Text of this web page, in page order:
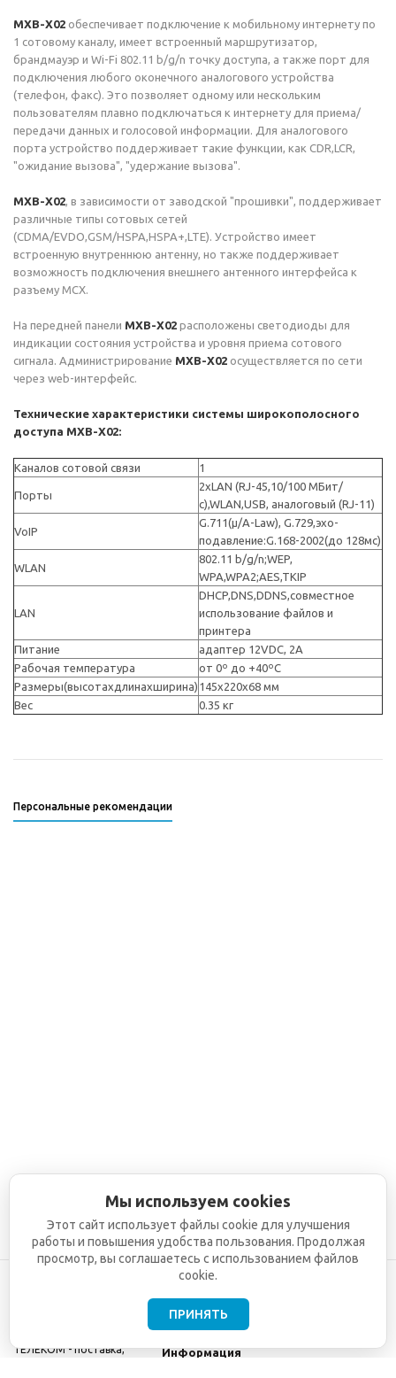
MXB-X02 обеспечивает подключение к мобильному интернету по
1 сотовому каналу, имеет встроенный маршрутизатор,
брандмауэр и Wi-Fi 802.11 b/g/n точку доступа, а также порт для
подключения любого оконечного аналогового устройства
(телефон, факс). Это позволяет одному или нескольким
пользователям плавно подключаться к интернету для приема/
передачи данных и голосовой информации. Для аналогового
порта устройство поддерживает такие функции, как CDR,LCR,
"ожидание вызова", "удержание вызова".
MXB-X02, в зависимости от заводской "прошивки", поддерживает
различные типы сотовых сетей
(CDMA/EVDO,GSM/HSPA,HSPA+,LTE). Устройство имеет
встроенную внутреннюю антенну, но также поддерживает
возможность подключения внешнего антенного интерфейса к
разъему MCX.
На передней панели MXB-X02 расположены светодиоды для
индикации состояния устройства и уровня приема сотового
сигнала. Администрирование MXB-X02 осуществляется по сети
через web-интерфейс.
Технические характеристики системы широкополосного
доступа MXB-X02:
Каналов сотовой связи 1
Порты
2xLAN (RJ-45,10/100 МБит/
с),WLAN,USB, аналоговый (RJ-11)
VoIP
G.711(μ/A-Law), G.729,эхо-
подавление:G.168-2002(до 128мс)
WLAN
802.11 b/g/n;WEP,
WPA,WPA2;AES,TKIP
LAN
DHCP,DNS,DDNS,совместное
использование файлов и
принтера
Питание
адаптер 12VDC, 2А
Рабочая температура
от 0º до +40ºC
Размеры(высотахдлинаxширина) 145x220x68 мм
Вес
0.35 кг
Персональные рекомендации
ТЕЛЕКОМ - поставка,
Информация
Мы используем cookies
Этот сайт использует файлы cookie для улучшения
работы и повышения удобства пользования. Продолжая
просмотр, вы соглашаетесь с использованием файлов
cookie.
ПРИНЯТЬ